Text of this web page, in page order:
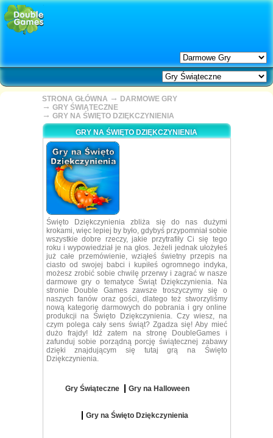
STRONA GŁÓWNA → DARMOWE GRY
→ GRY ŚWIĄTECZNE
→ GRY NA ŚWIĘTO DZIĘKCZYNIENIA
GRY NA ŚWIĘTO DZIĘKCZYNIENIA
Święto Dziękczynienia zbliża się do nas dużymi
krokami, więc lepiej by było, gdybyś przypomniał sobie
wszystkie dobre rzeczy, jakie przytrafiły Ci się tego
roku i wypowiedział je na głos. Jeżeli jednak ułożyłeś
już całe przemówienie, wziąłeś świetny przepis na
ciasto od swojej babci i kupiłeś ogromnego indyka,
możesz zrobić sobie chwilę przerwy i zagrać w nasze
darmowe gry o tematyce Świąt Dziękczynienia. Na
stronie Double Games zawsze troszyczymy się o
naszych fanów oraz gości, dlatego też stworzyliśmy
nową kategorię darmowych do pobrania i gry online
produkcji na Święto Dziękczynienia. Czy wiesz, na
czym polega cały sens świąt? Zgadza się! Aby mieć
dużo frajdy! Idź zatem na stronę DoubleGames i
zafunduj sobie porządną porcję świątecznej zabawy
dzięki znajdującym się tutaj grą na Święto
Dziękczynienia.
Gry Świąteczne Gry na Halloween
Gry na Święto Dziękczynienia